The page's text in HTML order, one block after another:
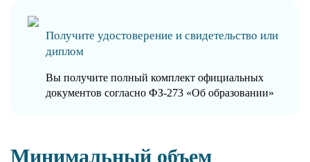
Получите удостоверение и свидетельство или
диплом
Вы получите полный комплект официальных
документов согласно ФЗ-273 «Об образовании»
Минимальный объем